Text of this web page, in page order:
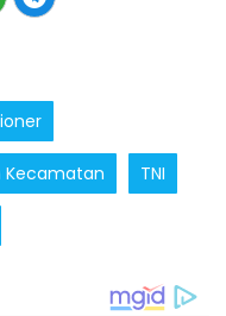
Kecamatan TNI